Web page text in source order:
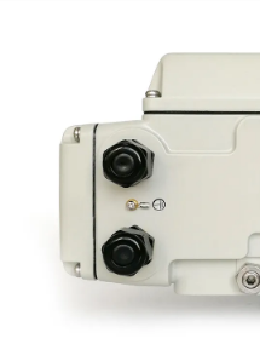
ΣΠΊΤΙ
ΠΡΟΪΌΝΤΑ
ΕΜΦΆΝΙΣΗ